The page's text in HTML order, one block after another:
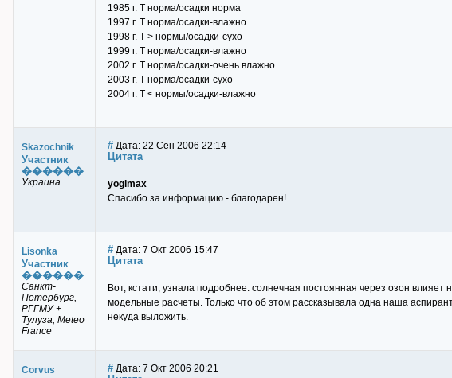
1985 г. Т норма/осадки норма
1997 г. Т норма/осадки-влажно
1998 г. Т > нормы/осадки-сухо
1999 г. Т норма/осадки-влажно
2002 г. Т норма/осадки-очень влажно
2003 г. Т норма/осадки-сухо
2004 г. Т < нормы/осадки-влажно
Skazochnik
Участник
������
Украина
# Дата: 22 Сен 2006 22:14
Цитата
yogimax
Спасибо за информацию - благодарен!
Lisonka
Участник
������
Санкт-
Петербург,
РГГМУ +
Тулуза, Meteo
France
# Дата: 7 Окт 2006 15:47
Цитата
Вот, кстати, узнала подробнее: солнечная постоянная через озон
модельные расчеты. Только что об этом рассказывала одна наша
некуда выложить.
Corvus # Дата: 7 Окт 2006 20:21